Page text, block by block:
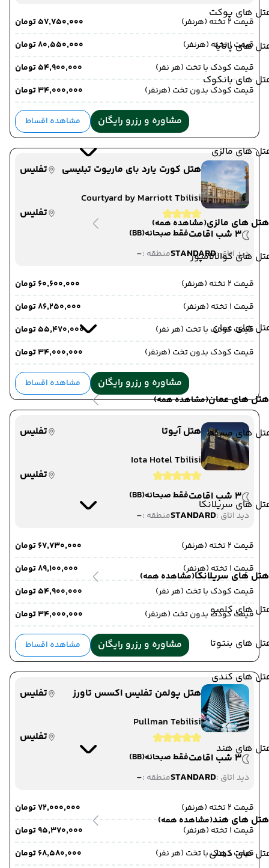
های پوکت
های پاتایا
های بانکوک
های مالزی
هتل های مالزی(مشاهده همه)
های کوالالامپور
های عمان
هتل های عمان(مشاهده همه)
های مسقط
های سریلانکا
هتل های سریلانکا(مشاهده همه)
های کلمبو
های بنتوتا
های کندی
های هند
هتل های هند(مشاهده همه)
های دهلی
قیمت 2 تخته (هرنفر)
۵۷٬۷۵۰٬۰۰۰ تومان
قیمت 1 تخته (هرنفر)
۸۰٬۵۵۰٬۰۰۰ تومان
قیمت کودک با تخت (هر نفر)
۵۴٬۹۰۰٬۰۰۰ تومان
قیمت کودک بدون تخت (هرنفر)
۳۴٬۰۰۰٬۰۰۰ تومان
مشاوره و رزرو رایگان مشاهده اقساط
هتل کورت یارد بای ماریوت تبلیسی
تفلیس
Courtyard by Marriott Tbilisi
تفلیس
3 شب اقامت
فقط صبحانه(BB)
دید اتاق :STANDARDمنطقه :-
قیمت 2 تخته (هرنفر)
۶۰٬۶۰۰٬۰۰۰ تومان
قیمت 1 تخته (هرنفر)
۸۶٬۲۵۰٬۰۰۰ تومان
قیمت کودک با تخت (هر نفر)
۵۵٬۴۷۰٬۰۰۰ تومان
قیمت کودک بدون تخت (هرنفر)
۳۴٬۰۰۰٬۰۰۰ تومان
مشاوره و رزرو رایگان مشاهده اقساط
هتل آیوتا
تفلیس
Iota Hotel Tbilisi
تفلیس
3 شب اقامت
فقط صبحانه(BB)
دید اتاق :STANDARDمنطقه :-
قیمت 2 تخته (هرنفر)
۶۷٬۷۳۰٬۰۰۰ تومان
قیمت 1 تخته (هرنفر)
۸۹٬۱۰۰٬۰۰۰ تومان
قیمت کودک با تخت (هر نفر)
۵۴٬۹۰۰٬۰۰۰ تومان
قیمت کودک بدون تخت (هرنفر)
۳۴٬۰۰۰٬۰۰۰ تومان
مشاوره و رزرو رایگان مشاهده اقساط
هتل پولمن تفلیس اکسس تاورز
تفلیس
Pullman Tebilisi
تفلیس
3 شب اقامت
فقط صبحانه(BB)
دید اتاق :STANDARDمنطقه :-
قیمت 2 تخته (هرنفر)
۷۲٬۰۰۰٬۰۰۰ تومان
قیمت 1 تخته (هرنفر)
۹۵٬۳۷۰٬۰۰۰ تومان
قیمت کودک با تخت (هر نفر)
۶۸٬۵۸۰٬۰۰۰ تومان